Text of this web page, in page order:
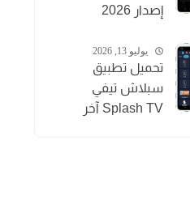
إصدار 2026
بث مباشر
يوليو 13, 2026
تحميل تطبيق
سبلاش تيفي
Splash TV آخر